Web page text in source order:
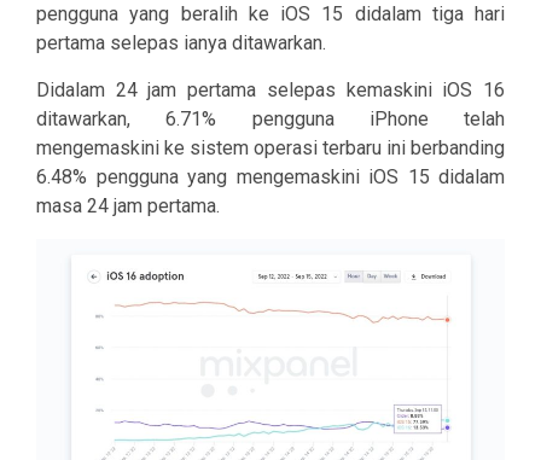
pengguna yang beralih ke iOS 15 didalam tiga hari
pertama selepas ianya ditawarkan.
Didalam 24 jam pertama selepas kemaskini iOS 16
ditawarkan, 6.71% pengguna iPhone telah
mengemaskini ke sistem operasi terbaru ini berbanding
6.48% pengguna yang mengemaskini iOS 15 didalam
masa 24 jam pertama.